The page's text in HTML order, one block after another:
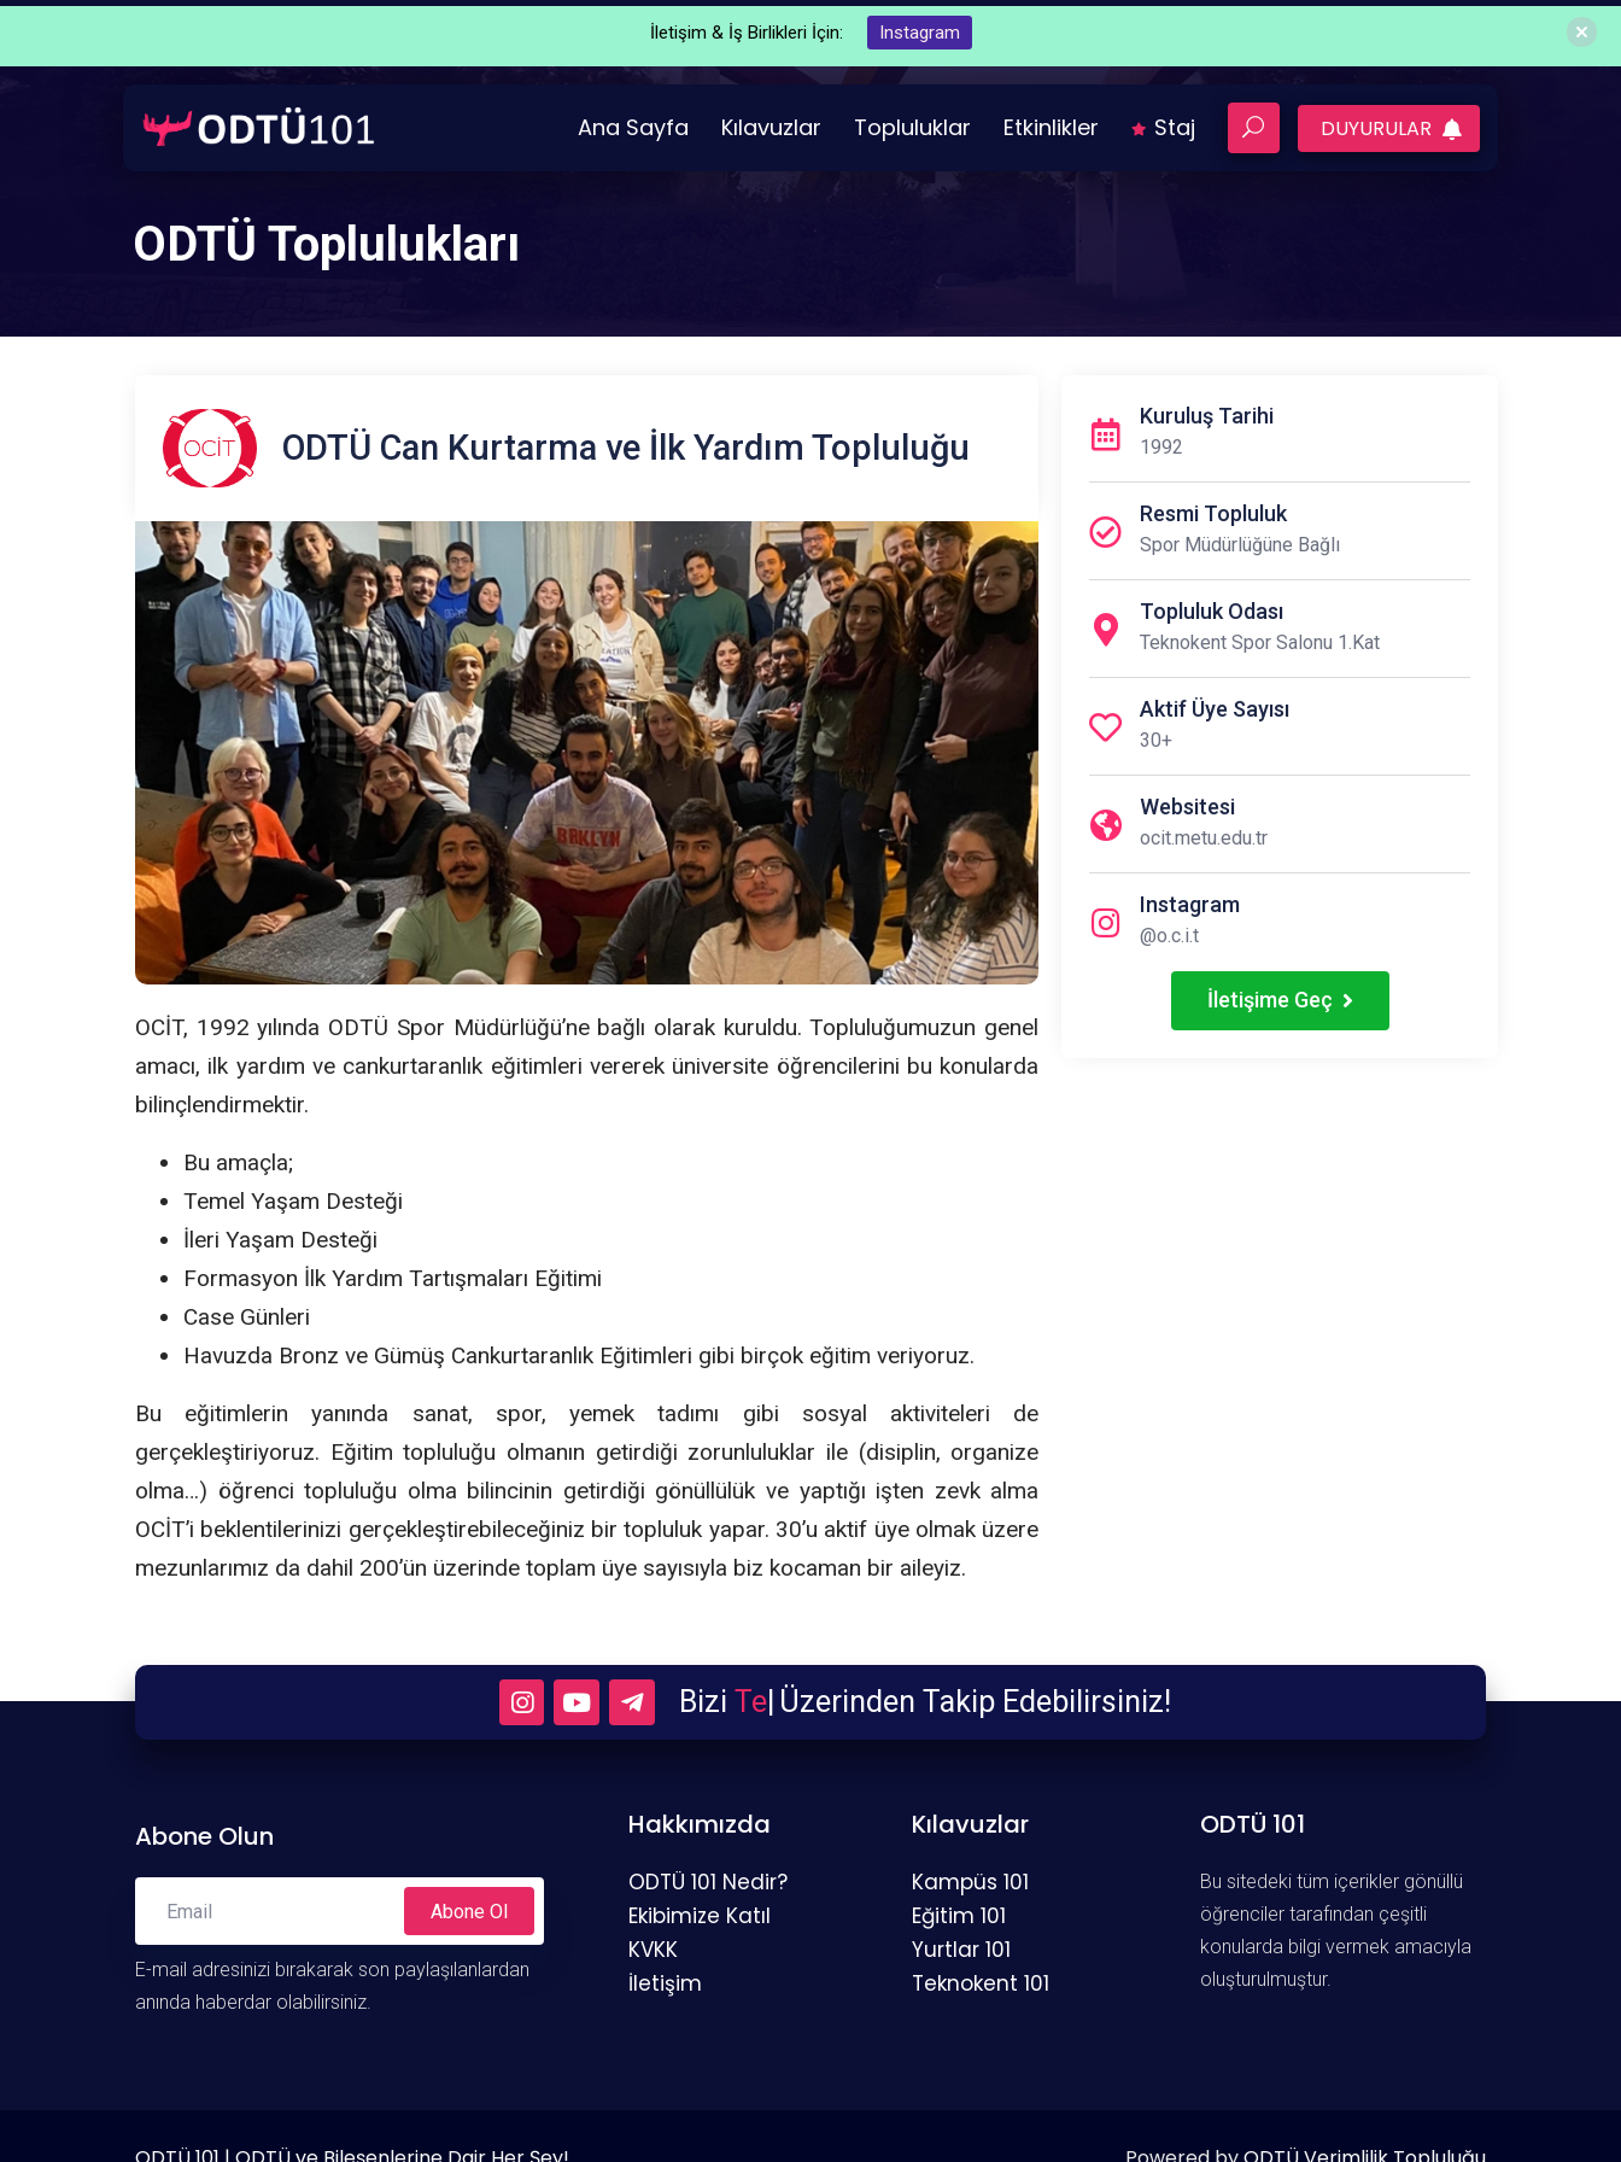
Ana Sayfa Kılavuzlar Topluluklar Etkinlikler Staj DUYURULAR
ODTÜ Toplulukları
ODTÜ Can Kurtarma ve İlk Yardım Topluluğu
OCİT, 1992 yılında ODTÜ Spor Müdürlüğü’ne bağlı olarak kuruldu. Topluluğumuzun genel
amacı, ilk yardım ve cankurtaranlık eğitimleri vererek üniversite öğrencilerini bu konularda
bilinçlendirmektir.
Bu amaçla;
Temel Yaşam Desteği
İleri Yaşam Desteği
Formasyon İlk Yardım Tartışmaları Eğitimi
Case Günleri
Havuzda Bronz ve Gümüş Cankurtaranlık Eğitimleri gibi birçok eğitim veriyoruz.
Bu eğitimlerin yanında sanat, spor, yemek tadımı gibi sosyal aktiviteleri de
gerçekleştiriyoruz. Eğitim topluluğu olmanın getirdiği zorunluluklar ile (disiplin, organize
olma…) öğrenci topluluğu olma bilincinin getirdiği gönüllülük ve yaptığı işten zevk alma
OCİT’i beklentilerinizi gerçekleştirebileceğiniz bir topluluk yapar. 30’u aktif üye olmak üzere
mezunlarımız da dahil 200’ün üzerinde toplam üye sayısıyla biz kocaman bir aileyiz.
Kuruluş Tarihi
1992
Resmi Topluluk
Spor Müdürlüğüne Bağlı
Topluluk Odası
Teknokent Spor Salonu 1.Kat
Aktif Üye Sayısı
30+
Websitesi
ocit.metu.edu.tr
Instagram
@o.c.i.t
İletişime Geç
Bizi Telegra|Üzerinden Takip Edebilirsiniz!
Abone Olun
Abone Ol
E-mail adresinizi bırakarak son paylaşılanlardan
anında haberdar olabilirsiniz.
Hakkımızda
ODTÜ 101 Nedir?
Ekibimize Katıl
KVKK
İletişim
Kılavuzlar
Kampüs 101
Eğitim 101
Yurtlar 101
Teknokent 101
ODTÜ 101
Bu sitedeki tüm içerikler gönüllü
öğrenciler tarafından çeşitli
konularda bilgi vermek amacıyla
oluşturulmuştur.
İletişim & İş Birlikleri İçin: Instagram